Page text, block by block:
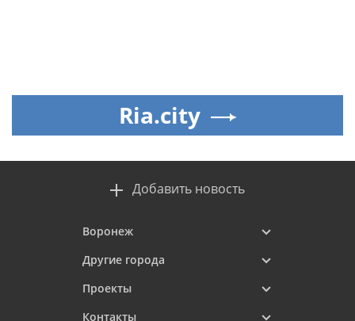
Ria.city
Добавить новость
Воронеж
Другие города
Проекты
Контакты